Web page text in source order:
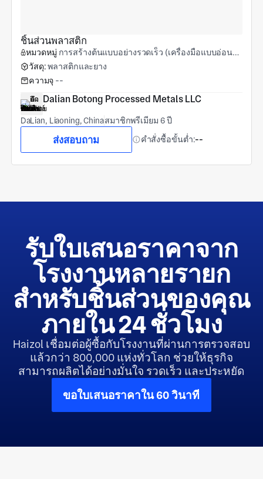
ชิ้นส่วนพลาสติก
หมวดหมู่ การสร้างต้นแบบอย่างรวดเร็ว (เครื่องมือแบบอ่อนและการขึ้นรูปแม่พิมพ์แบบอ่อน)
วัสดุ: พลาสติกและยาง
ความจุ --
Dalian Botong Processed Metals LLC
DaLian, Liaoning, Chinaสมาชิกพรีเมียม 6 ปี
ส่งสอบถาม คำสั่งซื้อขั้นต่ำ:--
รับใบเสนอราคาจาก
โรงงานหลายรายก
สำหรับชิ้นส่วนของคุณ
ภายใน 24 ชั่วโมง
Haizol เชื่อมต่อผู้ซื้อกับโรงงานที่ผ่านการตรวจสอบ
แล้วกว่า 800,000 แห่งทั่วโลก ช่วยให้ธุรกิจ
สามารถผลิตได้อย่างมั่นใจ รวดเร็ว และประหยัด
ขอใบเสนอราคาใน 60 วินาที